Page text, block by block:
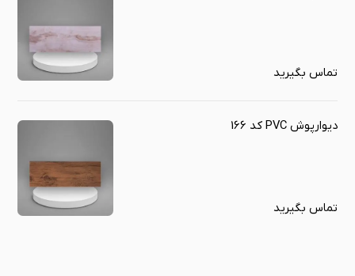
تماس بگیرید
دیوارپوش PVC کد 166
تماس بگیرید